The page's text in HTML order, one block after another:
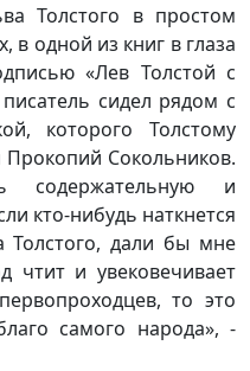
Толстого в простом
в одной из книг в глаза
«Лев Толстой с
сидел рядом с
которого Толстому
Сокольников.
и
кто-нибудь наткнется
дали бы мне
чтит и увековечивает
то это
самого народа», -